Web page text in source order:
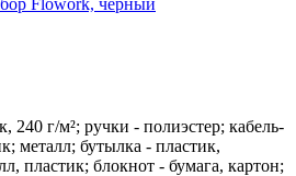
240 г/м²; ручки - полиэстер; кабель-
металл; бутылка - пластик,
пластик; блокнот - бумага, картон;